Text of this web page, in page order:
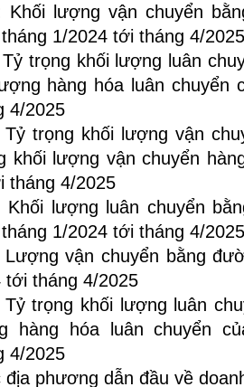
Khối lượng vận chuyển
1/2024 tới tháng 4/2025
trọng khối lượng luân
hàng hóa luân chuyển
4/2025
trọng khối lượng vận
khối lượng vận chuyển
tháng 4/2025
Khối lượng luân chuyển
1/2024 tới tháng 4/2025
vận chuyển bằng
tháng 4/2025
trọng khối lượng luân
hàng hóa luân chuyển
4/2025
địa phương dẫn đầu về